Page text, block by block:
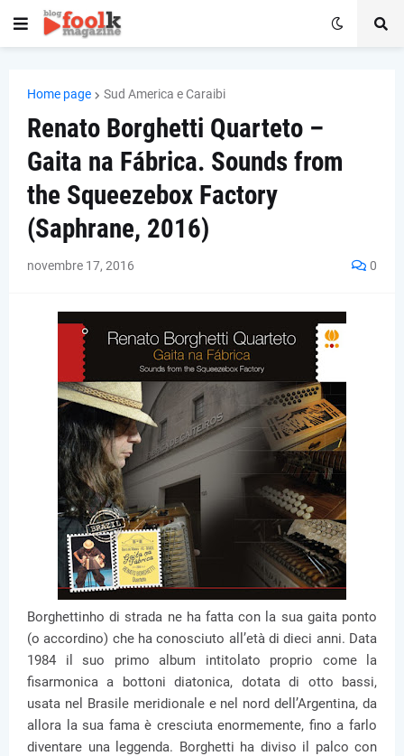
Home page Sud America e Caraibi
Renato Borghetti Quarteto –
Gaita na Fábrica. Sounds from
the Squeezebox Factory
(Saphrane, 2016)
novembre 17, 2016 0
Borghettinho di strada ne ha fatta con la sua gaita ponto
(o accordino) che ha conosciuto all’età di dieci anni. Data
1984 il suo primo album intitolato proprio come la
fisarmonica a bottoni diatonica, dotata di otto bassi,
usata nel Brasile meridionale e nel nord dell’Argentina, da
allora la sua fama è cresciuta enormemente, fino a farlo
diventare una leggenda. Borghetti ha diviso il palco con